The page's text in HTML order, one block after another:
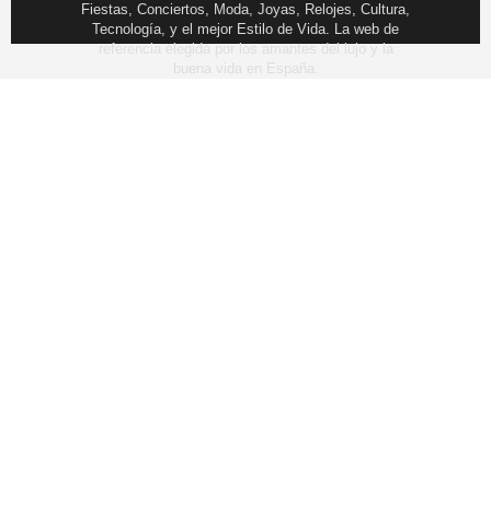
Fiestas, Conciertos, Moda, Joyas, Relojes, Cultura,
Tecnología, y el mejor Estilo de Vida. La web de
referencia elegida por los amantes del lujo y la